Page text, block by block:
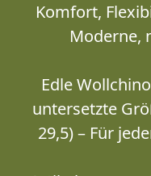
Komfort,
Moderne,
Edle
untersetzte
29,5) – Für